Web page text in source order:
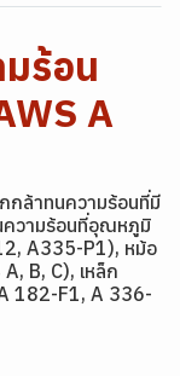
ร้อน
A
กล้าทนความร้อนที่มี
ความร้อนที่อุณหภูมิ
A335-P1), หม้อ
B, C), เหล็ก
182-F1, A 336-